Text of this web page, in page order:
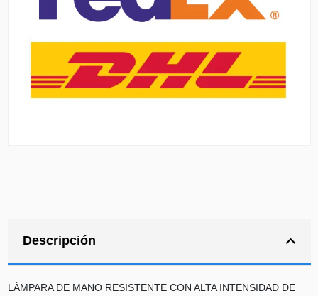
Descripción
LÁMPARA DE MANO RESISTENTE CON ALTA INTENSIDAD DE